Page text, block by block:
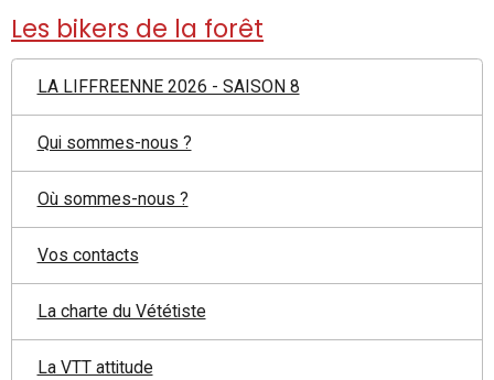
Les bikers de la forêt
LA LIFFREENNE 2026 - SAISON 8
Qui sommes-nous ?
Où sommes-nous ?
Vos contacts
La charte du Vététiste
La VTT attitude